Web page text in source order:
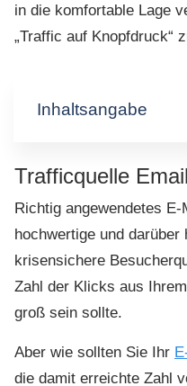
in die komfortable Lage
„Traffic auf Knopfdruck“
Inhaltsangabe
Trafficquelle
Richtig angewendetes
hochwertige und darüber
krisensichere
Zahl der Klicks aus
groß sein sollte.
Aber wie sollten Sie Ihr
die damit erreichte Zahl